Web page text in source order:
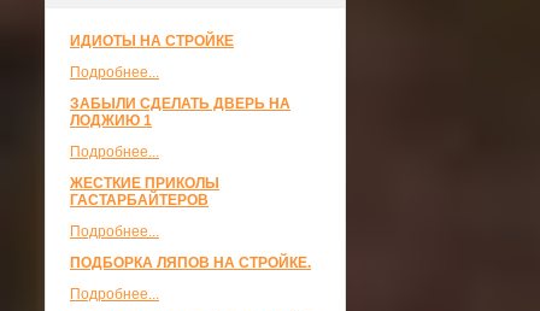
ИДИОТЫ НА СТРОЙКЕ
Подробнее...
ЗАБЫЛИ СДЕЛАТЬ ДВЕРЬ НА
ЛОДЖИЮ 1
Подробнее...
ЖЕСТКИЕ ПРИКОЛЫ
ГАСТАРБАЙТЕРОВ
Подробнее...
ПОДБОРКА ЛЯПОВ НА СТРОЙКЕ.
Подробнее...